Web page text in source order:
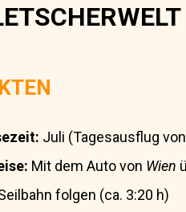
Juli (Tagesausflug
Mit dem Auto von Wien
folgen (ca. 3:20 h)